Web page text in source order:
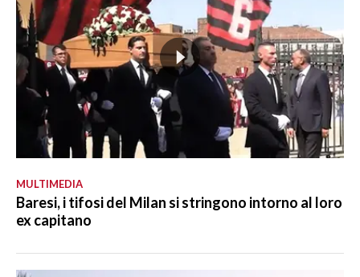
MULTIMEDIA
Baresi, i tifosi del Milan si stringono intorno al loro
ex capitano